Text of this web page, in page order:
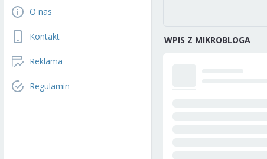
O nas
Kontakt
Reklama
Regulamin
WPIS Z MIKROBLOGA